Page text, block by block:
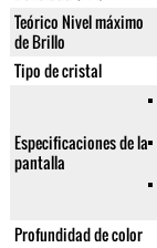
Teórico Nivel máximo
de Brillo
Tipo de cristal
Especificaciones de la
pantalla
Profundidad de color